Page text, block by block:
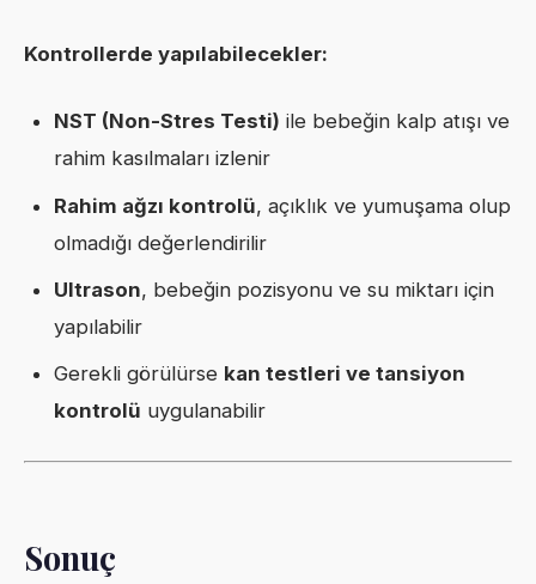
Kontrollerde yapılabilecekler:
NST (Non-Stres Testi) ile bebeğin kalp atışı ve
rahim kasılmaları izlenir
Rahim ağzı kontrolü, açıklık ve yumuşama olup
olmadığı değerlendirilir
Ultrason, bebeğin pozisyonu ve su miktarı için
yapılabilir
Gerekli görülürse kan testleri ve tansiyon
kontrolü uygulanabilir
Sonuç